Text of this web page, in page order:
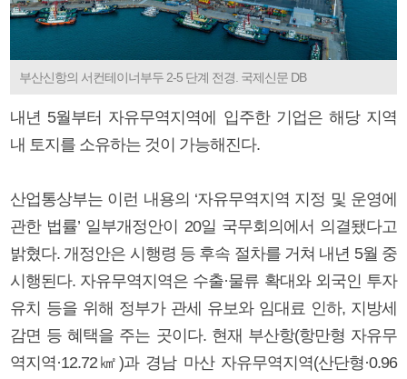
부산신항의 서컨테이너부두 2-5 단계 전경. 국제신문 DB
내년 5월부터 자유무역지역에 입주한 기업은 해당 지역
내 토지를 소유하는 것이 가능해진다.
산업통상부는 이런 내용의 ‘자유무역지역 지정 및 운영에
관한 법률’ 일부개정안이 20일 국무회의에서 의결됐다고
밝혔다. 개정안은 시행령 등 후속 절차를 거쳐 내년 5월 중
시행된다. 자유무역지역은 수출·물류 확대와 외국인 투자
유치 등을 위해 정부가 관세 유보와 임대료 인하, 지방세
감면 등 혜택을 주는 곳이다. 현재 부산항(항만형 자유무
역지역·12.72㎢)과 경남 마산 자유무역지역(산단형·0.96